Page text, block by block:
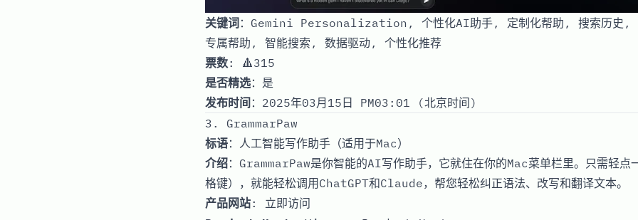
关键词：Gemini Personalization, 个性化AI助手, 定制化帮助, 搜索历史,
专属帮助, 智能搜索, 数据驱动, 个性化推荐
票数: 🔺315
是否精选：是
发布时间 ：2025年03月15日 PM03:01 (北京时间)
3. GrammarPaw
标语：人工智能写作助手（适用于Mac）
介绍：GrammarPaw是你智能的AI写作助手，它就住在你的Mac菜单栏里。只需轻点
格键），就能轻松调用ChatGPT和Claude，帮您轻松纠正语法、改写和翻译文本。
产品网站: 立即访问